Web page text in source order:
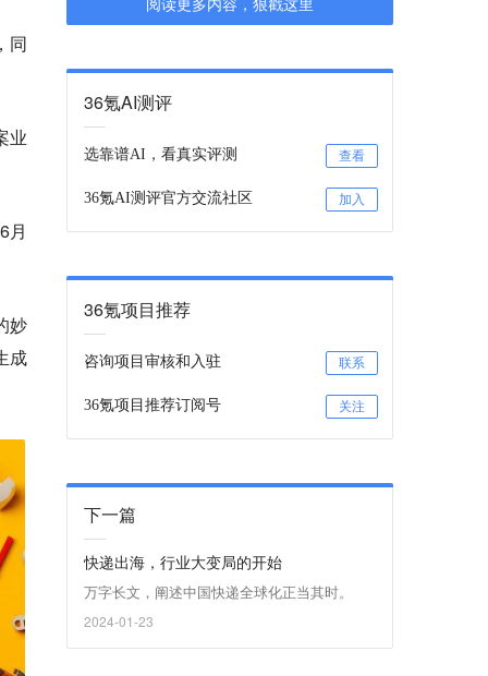
同
业
月
妙
成
36氪AI测评
选靠谱AI，看真实评测 查看
36氪AI测评官方交流社区 加入
36氪项目推荐
咨询项目审核和入驻 联系
36氪项目推荐订阅号 关注
下一篇
快递出海，行业大变局的开始
万字长文，阐述中国快递全球化正当其时。
2024-01-23